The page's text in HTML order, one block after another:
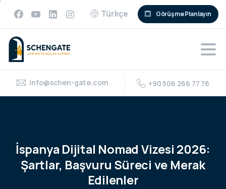
Türkçe Görüşme Planlayın
info@schen-gate.com +90 506 266 77 76
İspanya Dijital Nomad Vizesi 2026:
Şartlar, Başvuru Süreci ve Merak
Edilenler